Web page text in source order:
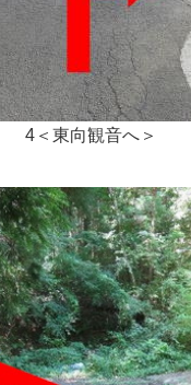
4＜東向観音へ＞